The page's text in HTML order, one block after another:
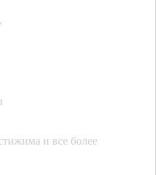
и все более